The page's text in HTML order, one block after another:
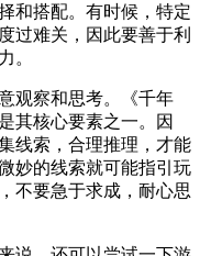
和搭配。有时候，特定
过难关，因此要善于利
。
观察和思考。《千年
其核心要素之一。因
线索，合理推理，才能
妙的线索就可能指引玩
不要急于求成，耐心思